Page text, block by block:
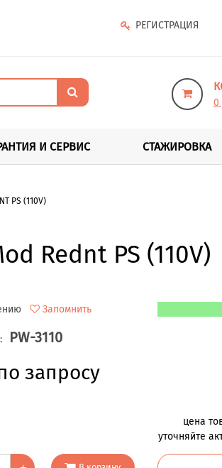
РЕГИСТРАЦИЯ
0
И СЕРВИС СТАЖИРОВКА
PS (110V)
Rednt PS (110V)
Запомнить
PW-3110
запросу
цена
уточняйте